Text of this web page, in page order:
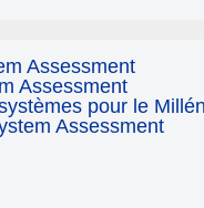
Assessment
Assessment
pour le
Assessment